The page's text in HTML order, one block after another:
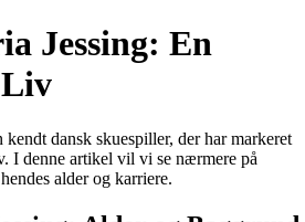
Jessing: En
kendt dansk skuespiller, der har markeret
I denne artikel vil vi se nærmere på
alder og karriere.